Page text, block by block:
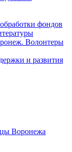
фондов
Волонтеры
и развития
Воронежа